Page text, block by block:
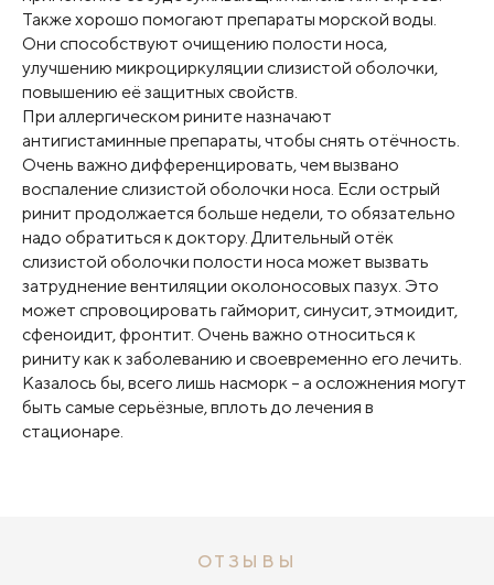
Также хорошо помогают препараты морской воды.
Они способствуют очищению полости носа,
улучшению микроциркуляции слизистой оболочки,
повышению её защитных свойств.
При аллергическом рините назначают
антигистаминные препараты, чтобы снять отёчность.
Очень важно дифференцировать, чем вызвано
воспаление слизистой оболочки носа. Если острый
ринит продолжается больше недели, то обязательно
надо обратиться к доктору. Длительный отёк
слизистой оболочки полости носа может вызвать
затруднение вентиляции околоносовых пазух. Это
может спровоцировать гайморит, синусит, этмоидит,
сфеноидит, фронтит. Очень важно относиться к
риниту как к заболеванию и своевременно его лечить.
Казалось бы, всего лишь насморк – а осложнения могут
быть самые серьёзные, вплоть до лечения в
стационаре.
ОТЗЫВЫ